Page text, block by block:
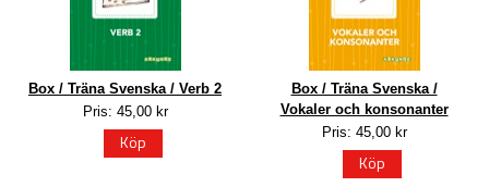
Box / Träna Svenska / Verb 2
Pris: 45,00 kr
Köp
Box / Träna Svenska /
Vokaler och konsonanter
Pris: 45,00 kr
Köp